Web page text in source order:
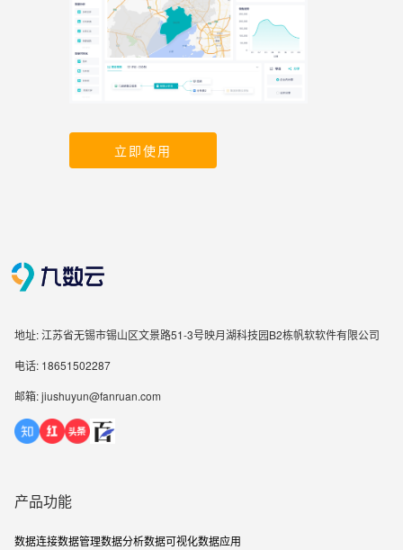
立即使用
地址: 江苏省无锡市锡山区文景路51-3号映月湖科技园B2栋帆软软件有限公司
电话: 18651502287
邮箱: jiushuyun@fanruan.com
产品功能
数据连接数据管理数据分析数据可视化数据应用